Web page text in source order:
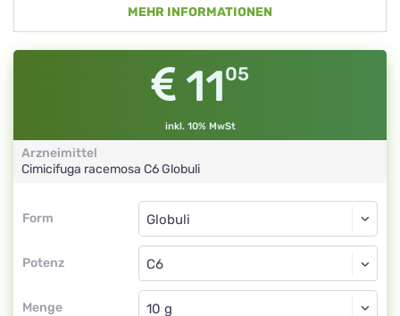
MEHR INFORMATIONEN
1105
inkl. 10% MwSt
Arzneimittel
Cimicifuga racemosa C6Globuli
Form
Form
Potenz
Globuli
C6
Menge
Globuli